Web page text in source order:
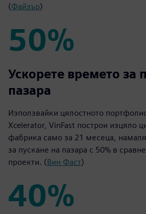
(Файзър)
50%
50%
Ускорете времето за
пазара
Използвайки цялостното
Xcelerator, VinFast построи изцяло
фабрика само за 21 месеца,
за пускане на пазара с 50% в
проекти. (Вин Фаст)
40%